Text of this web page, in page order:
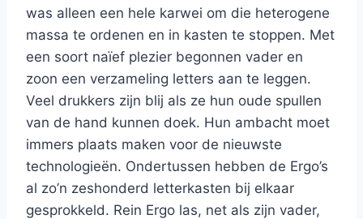
was alleen een hele karwei om die heterogene
massa te ordenen en in kasten te stoppen. Met
een soort naïef plezier begonnen vader en
zoon een verzameling letters aan te leggen.
Veel drukkers zijn blij als ze hun oude spullen
van de hand kunnen doek. Hun ambacht moet
immers plaats maken voor de nieuwste
technologieën. Ondertussen hebben de Ergo’s
al zo’n zeshonderd letterkasten bij elkaar
gesprokkeld. Rein Ergo las, net als zijn vader,